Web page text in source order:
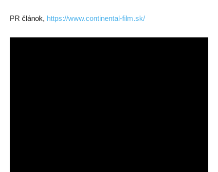
PR článok, https://www.continental-film.sk/